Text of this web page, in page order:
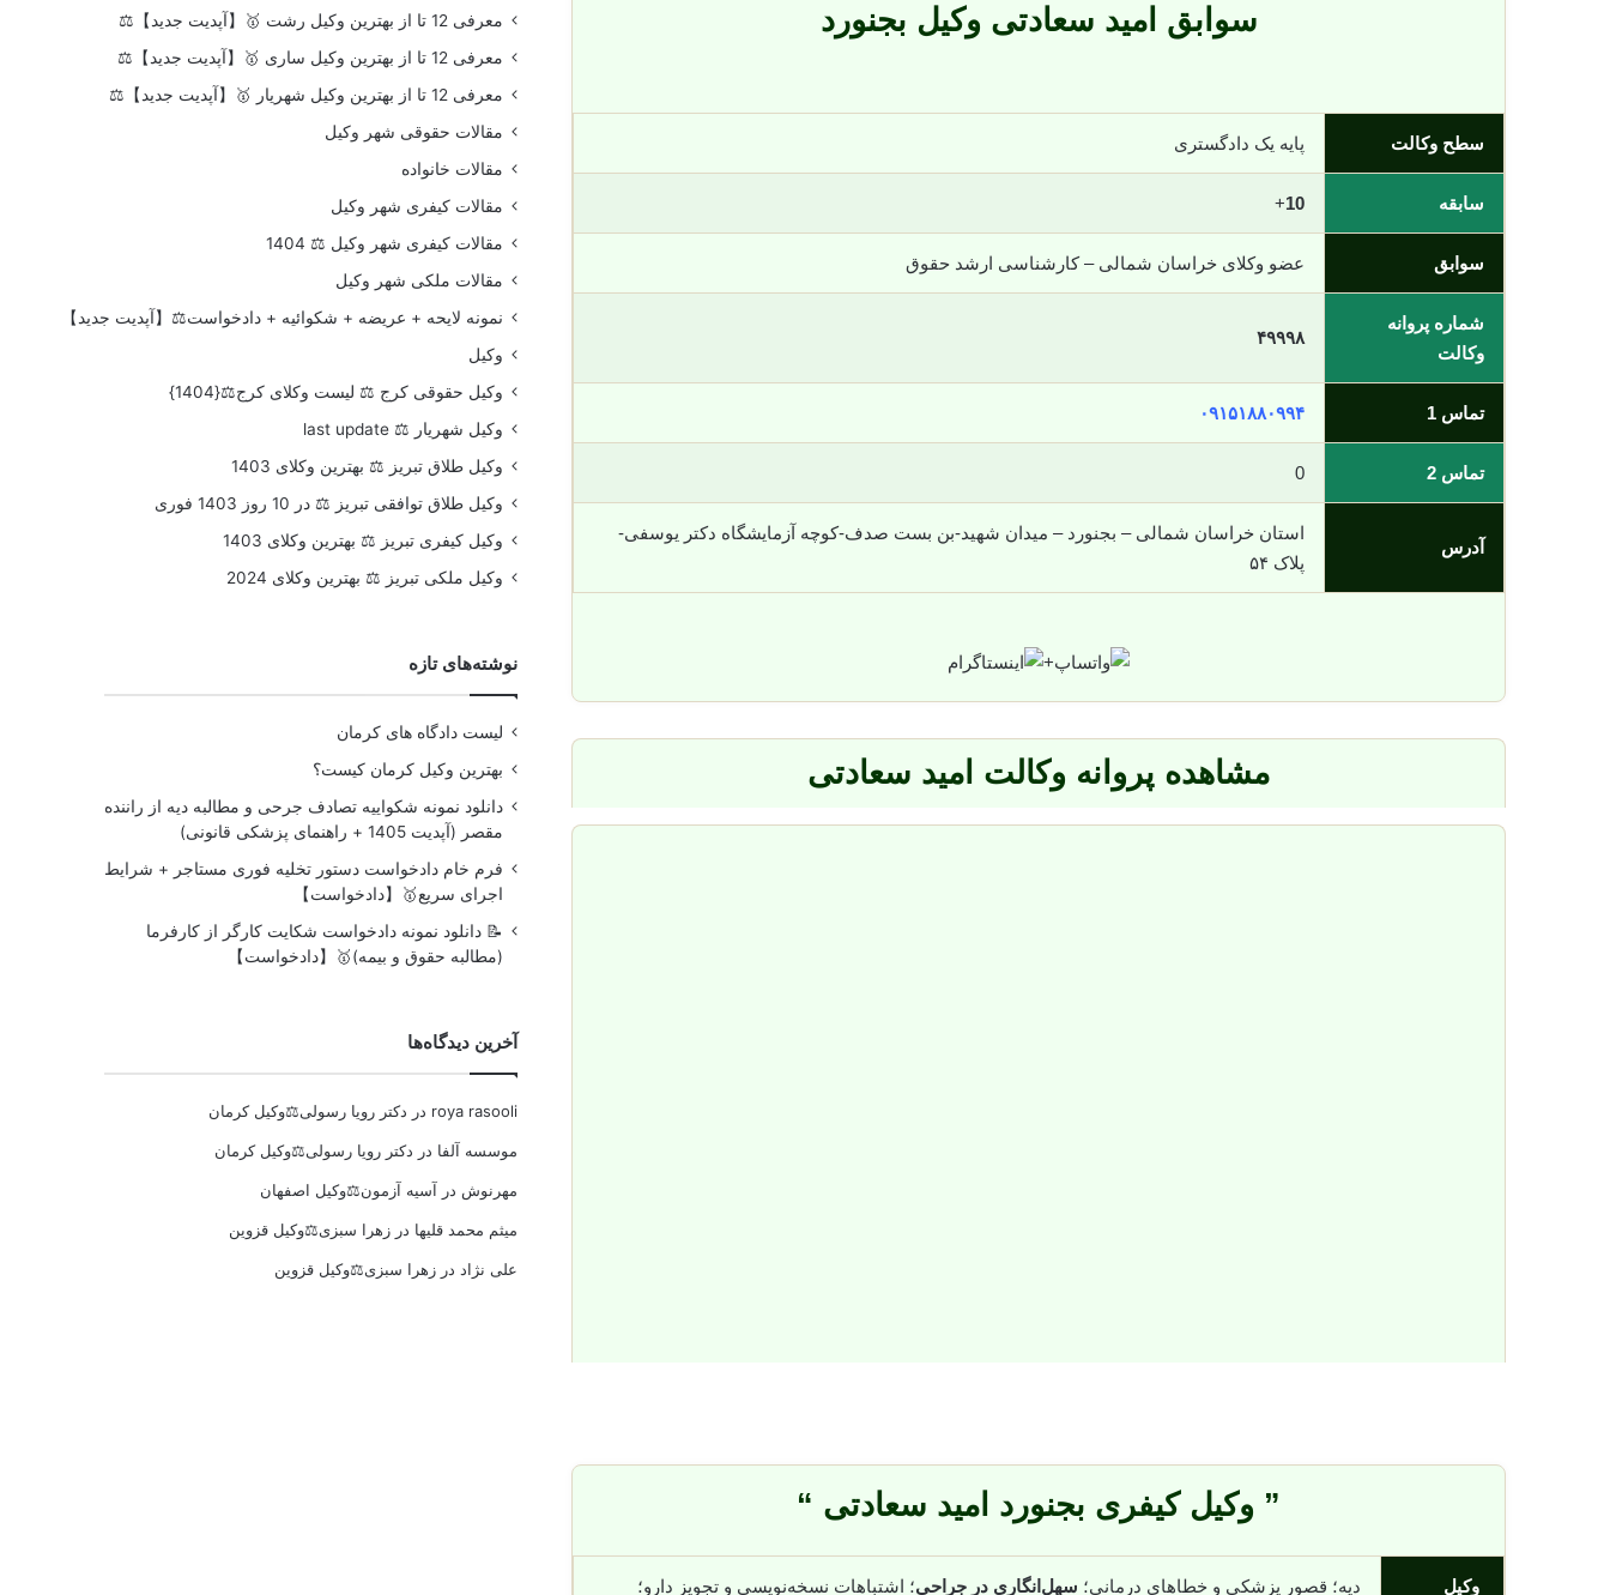
سوابق امید سعادتی وکیل بجنورد
سطح وکالت پایه یک دادگستری
سابقه 10
+
سوابق عضو وکلای خراسان شمالی – کارشناسی ارشد حقوق
شماره پروانه
وکالت
۴۹۹۹۸
تماس 1 ۰۹۱۵۱۸۸۰۹۹۴
تماس 2 0
آدرس
استان خراسان شمالی – بجنورد – میدان شهید-بن بست صدف-کوچه آزمایشگاه دکتر یوسفی-
پلاک ۵۴
+
مشاهده پروانه وکالت امید سعادتی
” وکیل کیفری بجنورد امید سعادتی “
وکیل دیه؛ قصور پزشکی و خطاهای درمانی؛ سهل‌انگاری در جراحی؛ اشتباهات نسخه‌نویسی و تجویز دارو؛
معرفی 12 تا از بهترین وکیل رشت 🥇【آپدیت جدید】⚖️
معرفی 12 تا از بهترین وکیل ساری 🥇【آپدیت جدید】⚖️
معرفی 12 تا از بهترین وکیل شهریار 🥇【آپدیت جدید】⚖️
مقالات حقوقی شهر وکیل
مقالات خانواده
مقالات کیفری شهر وکیل
مقالات کیفری شهر وکیل ⚖️ 1404
مقالات ملکی شهر وکیل
نمونه لایحه + عریضه + شکوائیه + دادخواست⚖️【آپدیت جدید】
وکیل
وکیل حقوقی کرج ⚖️ لیست وکلای کرج⚖️{1404}
وکیل شهریار ⚖️ last update
وکیل طلاق تبریز ⚖️ بهترین وکلای 1403
وکیل طلاق توافقی تبریز ⚖️ در 10 روز 1403 فوری
وکیل کیفری تبریز ⚖️ بهترین وکلای 1403
وکیل ملکی تبریز ⚖️ بهترین وکلای 2024
نوشته‌های تازه
لیست دادگاه های کرمان
بهترین وکیل کرمان کیست؟
دانلود نمونه شکواییه تصادف جرحی و مطالبه دیه از راننده
مقصر (آپدیت 1405 + راهنمای پزشکی قانونی)
فرم خام دادخواست دستور تخلیه فوری مستاجر + شرایط
اجرای سریع🥇【دادخواست】
📝 دانلود نمونه دادخواست شکایت کارگر از کارفرما
(مطالبه حقوق و بیمه)🥇【دادخواست】
آخرین دیدگاه‌ها
roya rasooli در دکتر رویا رسولی⚖️وکیل کرمان
موسسه آلفا در دکتر رویا رسولی⚖️وکیل کرمان
مهرنوش در آسیه آزمون⚖️وکیل اصفهان
میثم محمد قلیها درزهرا سبزی⚖️وکیل قزوین
علی نژاد درزهرا سبزی⚖️وکیل قزوین